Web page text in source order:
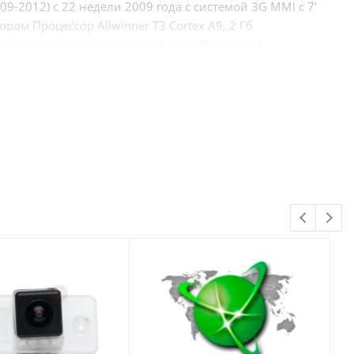
2012) c 22 недели 2009 года с системой 3G MMI с 7'
Процессор Allwinner T3 Cortex A9, 2 Гб
(Сигнал аналоговый).
со всех источников (Android, Bluetooth, Радио, TV)
на процессоре. Данный вид подключения
с процессором DSP Redpower. Управление
Volume.apk. Далее программа будет
(Временные задержки, фильтры среза, 31полосный